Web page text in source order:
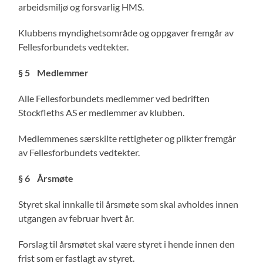
arbeidsmiljø og forsvarlig HMS.
Klubbens myndighetsområde og oppgaver fremgår av
Fellesforbundets vedtekter.
§ 5 Medlemmer
Alle Fellesforbundets medlemmer ved bedriften
Stockfleths AS er medlemmer av klubben.
Medlemmenes særskilte rettigheter og plikter fremgår
av Fellesforbundets vedtekter.
§ 6 Årsmøte
Styret skal innkalle til årsmøte som skal avholdes innen
utgangen av februar hvert år.
Forslag til årsmøtet skal være styret i hende innen den
frist som er fastlagt av styret.